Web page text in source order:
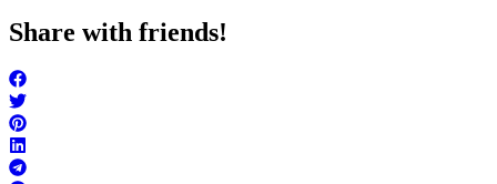
Share with friends!